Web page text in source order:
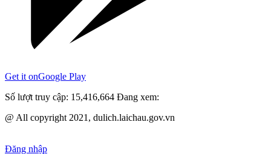
Get it onGoogle Play
Số lượt truy cập: 15,416,664 Đang xem:
@ All copyright 2021, dulich.laichau.gov.vn
Đăng nhập